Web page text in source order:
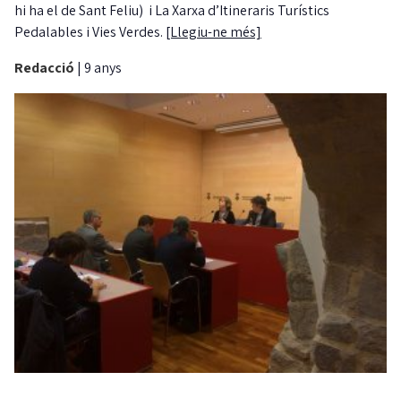
hi ha el de Sant Feliu) i La Xarxa d’Itineraris Turístics
Pedalables i Vies Verdes. [Llegiu-ne més]
Redacció | 9 anys